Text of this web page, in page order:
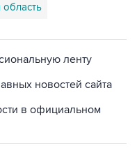
ленту
новостей сайта
в официальном